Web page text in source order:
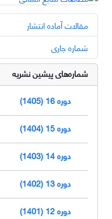
مقالات آماده انتشار
شماره جاری
شماره‌های پیشین نشریه
دوره 16 (1405)
دوره 15 (1404)
دوره 14 (1403)
دوره 13 (1402)
دوره 12 (1401)